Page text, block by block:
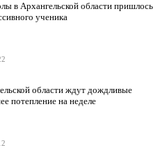
в Архангельской области пришлось
ученика
области ждут дождливые
потепление на неделе